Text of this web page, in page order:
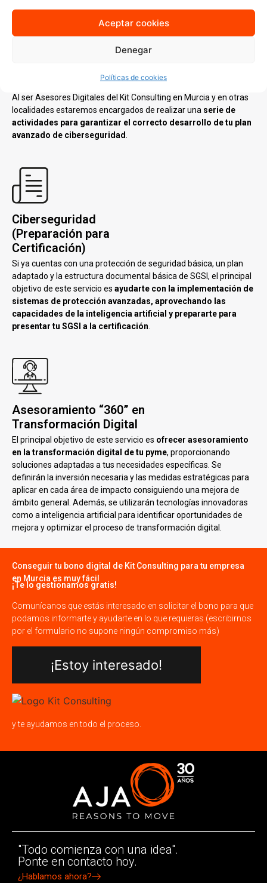
Aceptar cookies
Denegar
Políticas de cookies
Ciberseguridad
Podrás solicitar este Servicio de Asesoramiento si ya cuentas
con una protección de seguridad básica y un plan de
Al ser Asesores Digitales del Kit Consulting en Murcia y en otras
localidades estaremos encargados de realizar una serie de
actividades para garantizar el correcto desarrollo de tu plan
avanzado de ciberseguridad
Ciberseguridad
(Preparación para
Certificación)
Si ya cuentas con una protección de seguridad básica, un plan
adaptado y la estructura documental básica de SGSI, el principal
objetivo de este servicio es ayudarte con la implementación de
sistemas de protección avanzadas, aprovechando las
capacidades de la inteligencia artificial y prepararte para
presentar tu SGSI a la certificación
Asesoramiento “360” en
Transformación Digital
El principal objetivo de este servicio es ofrecer asesoramiento
en la transformación digital de tu pyme, proporcionando
soluciones adaptadas a tus necesidades específicas. Se
definirán la inversión necesaria y las medidas estratégicas para
aplicar en cada área de impacto consiguiendo una mejora de
ámbito general. Además, se utilizarán tecnologías innovadoras
como a inteligencia artificial para identificar oportunidades de
mejora y optimizar el proceso de transformación digital.
Conseguir tu bono digital de Kit Consulting para tu empresa
en Murcia es muy fácil
¡Te lo gestionamos gratis!
Comunícanos que estás interesado en solicitar el bono para que
podamos informarte y ayudarte en lo que requieras (escribirnos
por el formulario no supone ningún compromiso más)
¡Estoy interesado!
y te ayudamos en todo el proceso.
"Todo comienza con una idea".
Ponte en contacto hoy.
¿Hablamos ahora?